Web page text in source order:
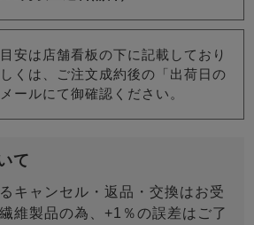
安は店舗看板の下に記載しており
くは、ご注文成約後の「出荷日の
ールにて御確認ください。
て
キャンセル・返品・交換はお受
維製品の為、+1％の誤差はご了